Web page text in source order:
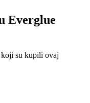
Everglue
su kupili ovaj